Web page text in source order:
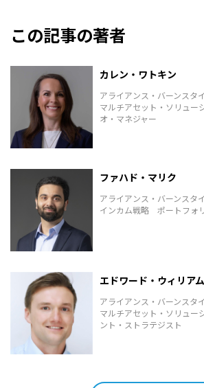
この記事の著者
カレン・ワトキン
アライアンス・バーンスタ
マルチアセット・ソリュ
オ・マネジャー
ファハド・マリク
アライアンス・バーンスタ
インカム戦略 ポートフォ
エドワード・ウィリア
アライアンス・バーンスタ
マルチアセット・ソリュ
ント・ストラテジスト